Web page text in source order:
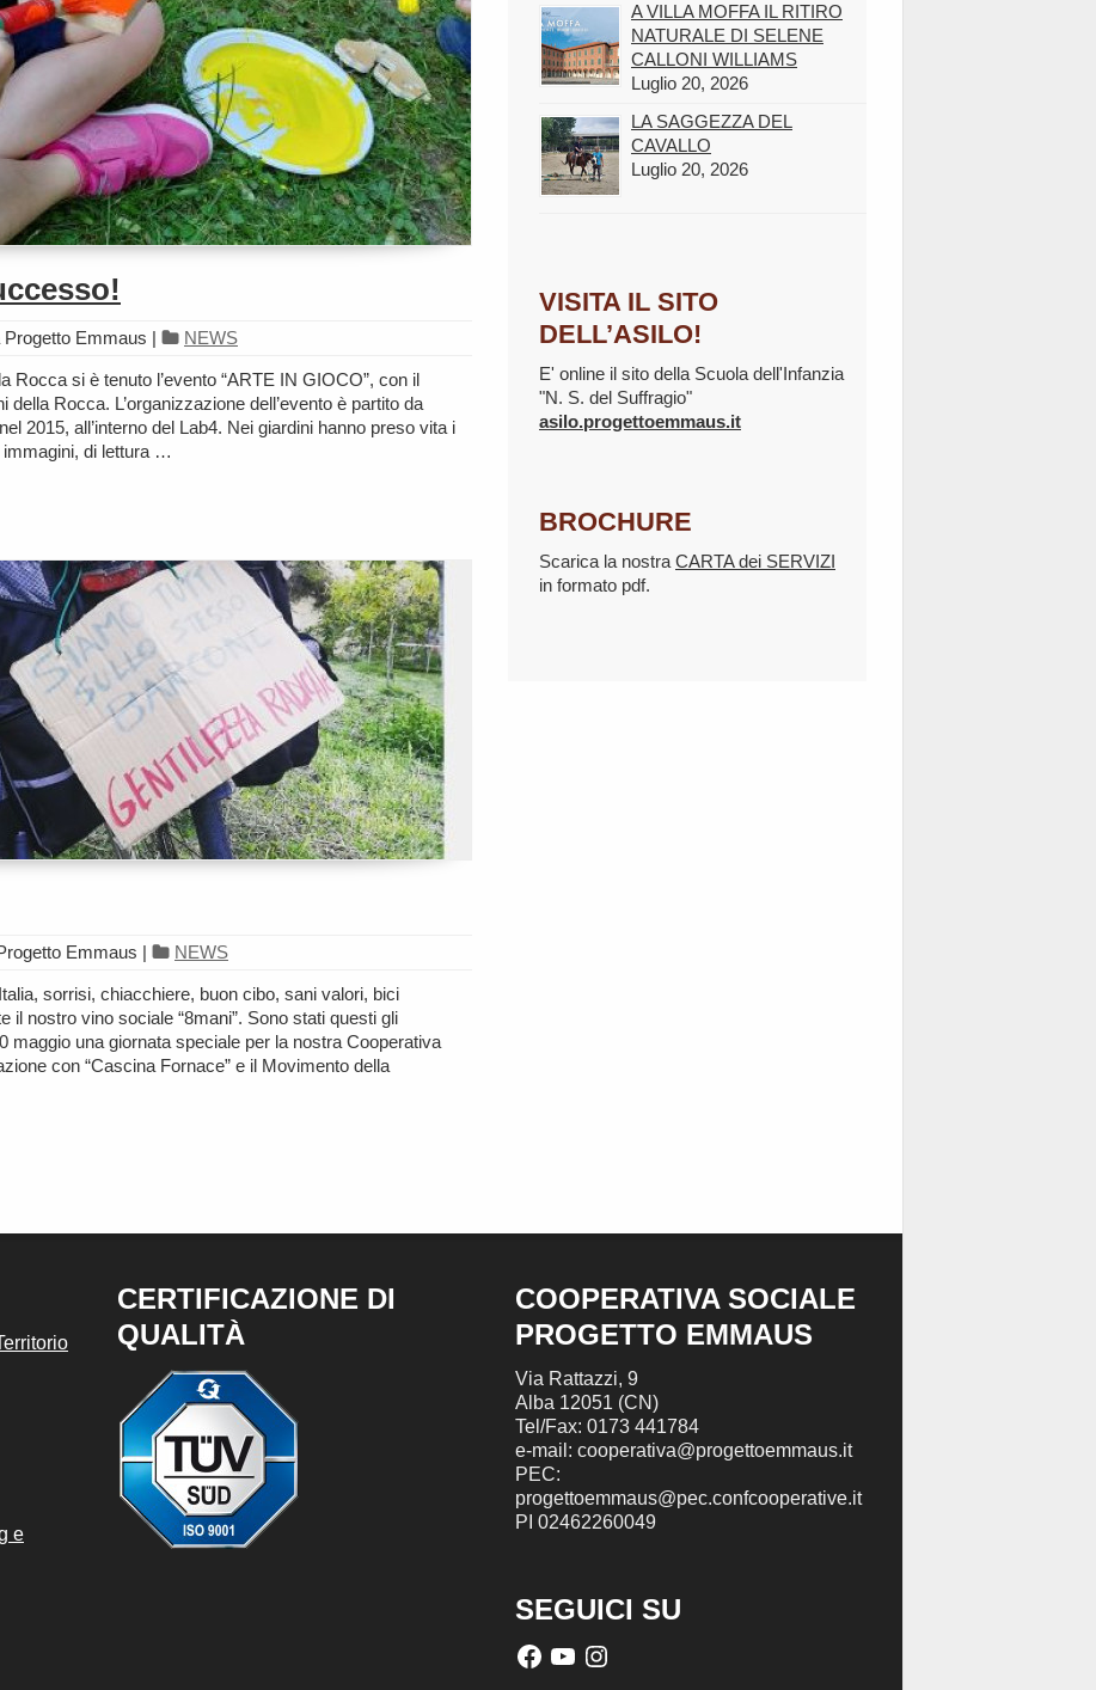
Emmaus | NEWS
Rocca si è tenuto l’evento “ARTE IN GIOCO”, con il
Rocca. L’organizzazione dell’evento è partito da
2015, all’interno del Lab4. Nei giardini hanno preso vita i
immagini, di lettura …
Emmaus | NEWS
sorrisi, chiacchiere, buon cibo, sani valori, bici
il nostro vino sociale “8mani”. Sono stati questi gli
maggio una giornata speciale per la nostra Cooperativa
con “Cascina Fornace” e il Movimento della
A VILLA MOFFA IL RITIRO
NATURALE DI SELENE
CALLONI WILLIAMS
Luglio 20, 2026
LA SAGGEZZA DEL
CAVALLO
Luglio 20, 2026
VISITA IL SITO
DELL’ASILO!
E' online il sito della Scuola dell'Infanzia
"N. S. del Suffragio"
asilo.progettoemmaus.it
BROCHURE
Scarica la nostra CARTA dei SERVIZI
in formato pdf.
e
CERTIFICAZIONE DI
QUALITÀ
COOPERATIVA SOCIALE
PROGETTO EMMAUS
Via Rattazzi, 9
Alba 12051 (CN)
Tel/Fax: 0173 441784
e-mail: cooperativa@progettoemmaus.it
PEC:
progettoemmaus@pec.confcooperative.it
PI 02462260049
SEGUICI SU